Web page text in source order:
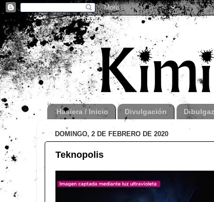
Hasiera / Inicio Divulgación
DOMINGO, 2 DE FEBRERO DE 2020
Teknopolis